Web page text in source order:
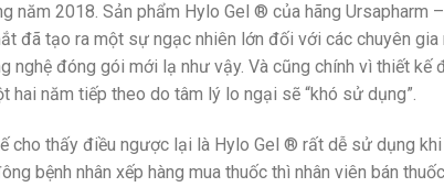
năm 2018. Sản phẩm Hylo Gel ® của hãng
đã tạo ra một sự ngạc nhiên lớn đối với các chuyên
nghệ đóng gói mới lạ như vậy. Và cũng chính vì thiết kế
hai năm tiếp theo do tâm lý lo ngại sẽ “khó sử dụng”.
cho thấy điều ngược lại là Hylo Gel ® rất dễ sử dụng
bệnh nhân xếp hàng mua thuốc thì nhân viên bán